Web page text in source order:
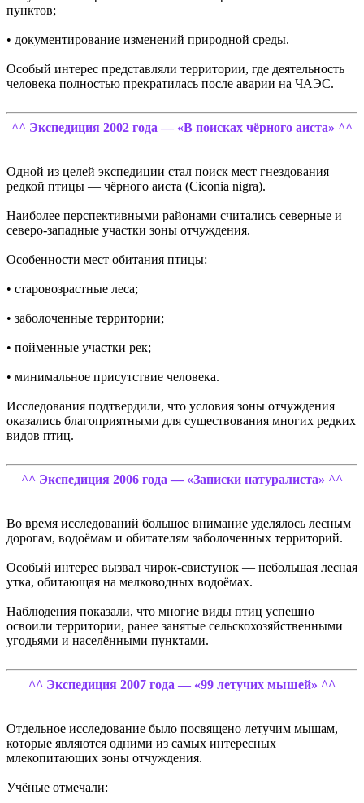
пунктов;
• документирование изменений природной среды.
Особый интерес представляли территории, где деятельность
человека полностью прекратилась после аварии на ЧАЭС.
^^ Экспедиция 2002 года — «В поисках чёрного аиста» ^^
Одной из целей экспедиции стал поиск мест гнездования
редкой птицы — чёрного аиста (Ciconia nigra).
Наиболее перспективными районами считались северные и
северо-западные участки зоны отчуждения.
Особенности мест обитания птицы:
• старовозрастные леса;
• заболоченные территории;
• пойменные участки рек;
• минимальное присутствие человека.
Исследования подтвердили, что условия зоны отчуждения
оказались благоприятными для существования многих редких
видов птиц.
^^ Экспедиция 2006 года — «Записки натуралиста» ^^
Во время исследований большое внимание уделялось лесным
дорогам, водоёмам и обитателям заболоченных территорий.
Особый интерес вызвал чирок-свистунок — небольшая лесная
утка, обитающая на мелководных водоёмах.
Наблюдения показали, что многие виды птиц успешно
освоили территории, ранее занятые сельскохозяйственными
угодьями и населёнными пунктами.
^^ Экспедиция 2007 года — «99 летучих мышей» ^^
Отдельное исследование было посвящено летучим мышам,
которые являются одними из самых интересных
млекопитающих зоны отчуждения.
Учёные отмечали: